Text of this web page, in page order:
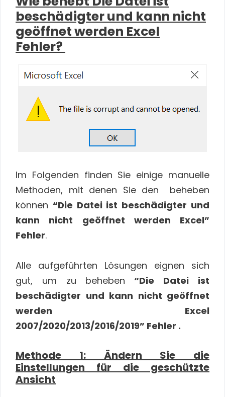
beschädigter und kann nicht
geöffnet werden Excel
Fehler?
Im Folgenden finden Sie einige manuelle
Methoden, mit denen Sie den
beheben
können “Die Datei ist beschädigter und
kann nicht geöffnet werden Excel”
Fehler.
Alle aufgeführten Lösungen eignen sich
gut, um zu beheben “Die Datei ist
beschädigter und kann nicht geöffnet
werden Excel
2007/2020/2013/2016/2019” Fehler .
Methode 1: Ändern Sie die
Einstellungen für die geschützte
Ansicht